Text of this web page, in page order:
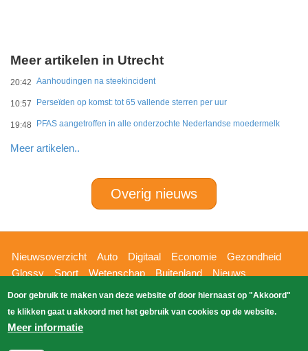
Meer artikelen in Utrecht
20:42 Aanhoudingen na steekincident
10:57 Perseïden op komst: tot 65 vallende sterren per uur
19:48 PFAS aangetroffen in alle onderzochte Nederlandse moedermelk
Meer artikelen..
Overig nieuws
Hoofdnavigatie
Nieuwsoverzicht Auto Digitaal Economie
Gezondheid
Glossy
Sport Wetenschap Buitenland
Nieuws
Bizzpress
Blik op 112 Provincies
Weekoverzicht
Zoeken
Copyright Blik Op Nieuws 2026gehost
Door gebruik te maken van deze website of door hiernaast op "Akkoord"
te klikken gaat u akkoord met het gebruik van cookies op de website.
Meer informatie